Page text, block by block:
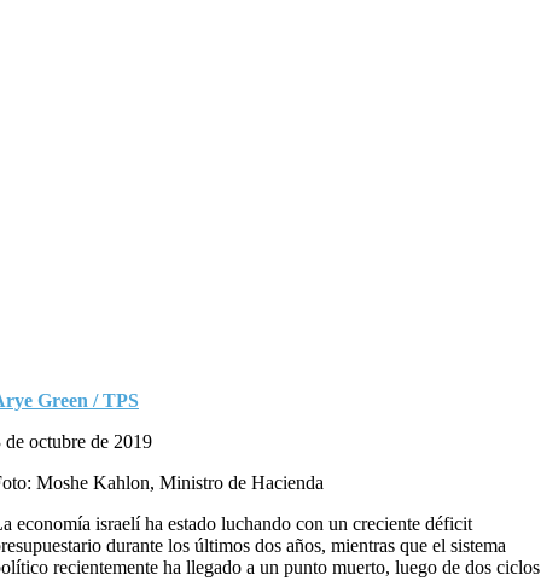
Green / TPS
de octubre de 2019
Moshe Kahlon, Ministro de Hacienda
economía israelí ha estado luchando con un creciente déficit
durante los últimos dos años, mientras que el sistema
recientemente ha llegado a un punto muerto, luego de dos ciclos